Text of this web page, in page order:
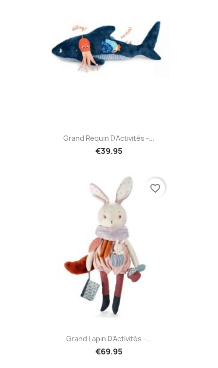
Grand Requin D'Activités -...
€39.95
Grand Lapin D'Activités -...
€69.95
favorite_border